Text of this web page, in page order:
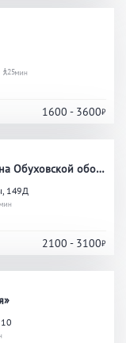
ЗАКРЫТЬ
25
1600 - 3600
«Петровские бани на Обуховской обороны»
149Д
2100 - 3100